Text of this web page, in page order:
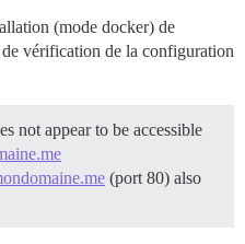
(mode docker) de
de vérification de la configuration
not appear to be accessible
(port 80) also